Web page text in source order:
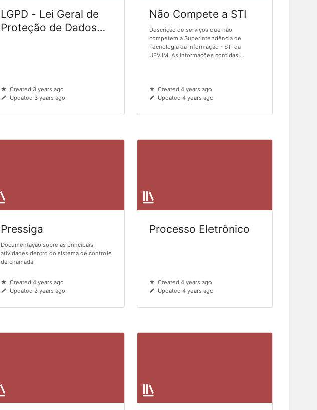
LGPD - Lei Geral de
Proteção de Dados
Created 3 years ago
Updated 3 years ago
Não Compete a STI
Descrição de serviços que não
competem a Superintendência de
Tecnologia da Informação - STI da
UFVJM. As informações contidas ...
Created 4 years ago
Updated 4 years ago
Pressiga
Documentação sobre as principais
atividades dentro do sistema de controle
de chamada
Created 4 years ago
Updated 2 years ago
Processo Eletrônico
Created 4 years ago
Updated 4 years ago